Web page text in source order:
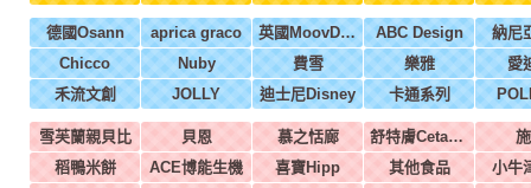
德國Osann aprica graco 英國MoovDesign ABC Design
納尼
Chicco
Nuby 費雪 樂雅
愛
禾流文創
JOLLY 迪士尼Disney 卡通系列
雪芙蘭親貝比 貝恩 慕之恬廊 舒特膚Cetaphil
稻鴨米餅
ACE博能生機 喜寶Hipp 其他食品
小牛